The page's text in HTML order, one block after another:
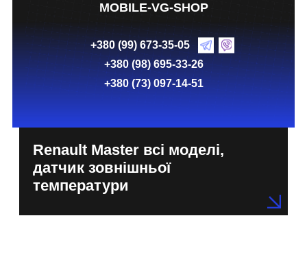
MOBILE-VG-SHOP
+380 (99) 673-35-05
+380 (98) 695-33-26
+380 (73) 097-14-51
Renault Master всі моделі,
датчик зовнішньої
температури